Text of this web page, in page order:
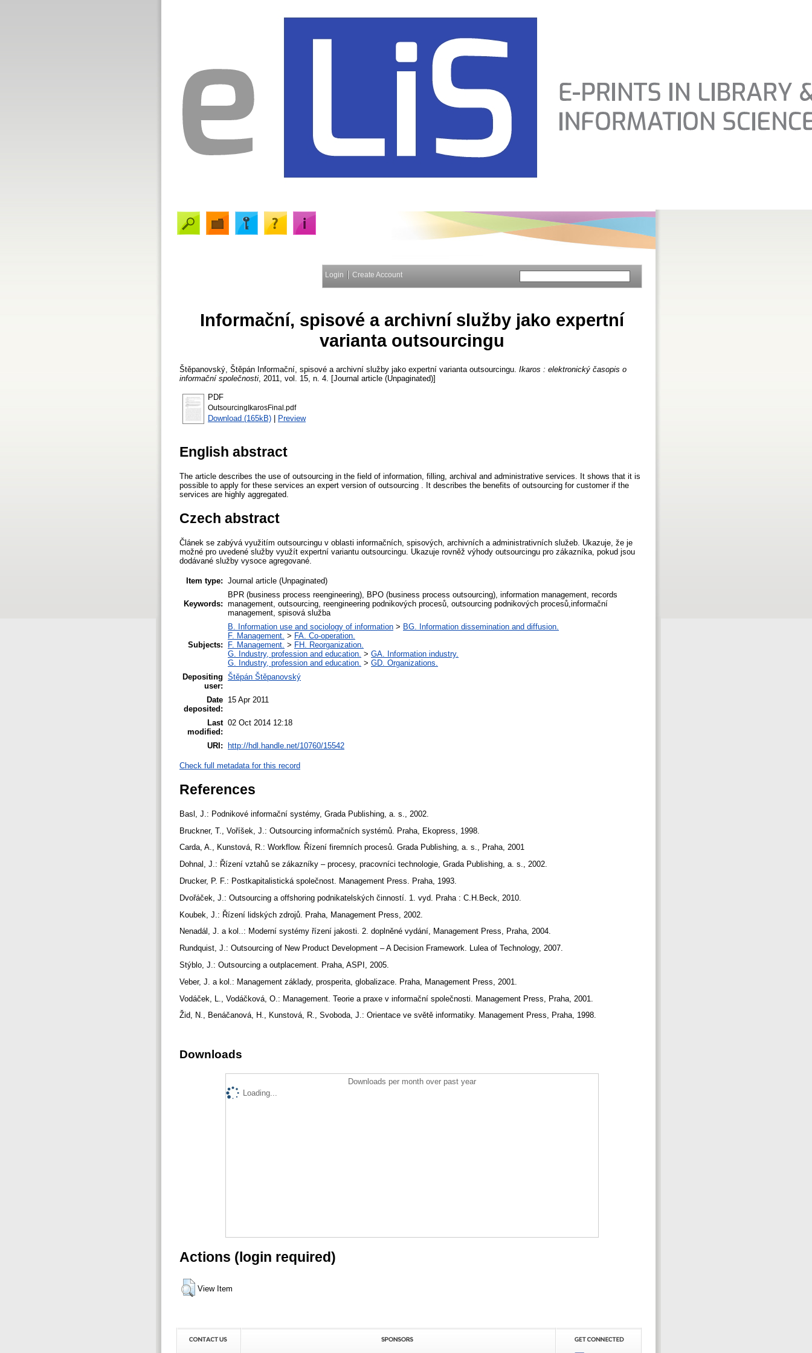
Login Create Account
Informační, spisové a archivní služby jako expertní
varianta outsourcingu
Štěpanovský, Štěpán Informační, spisové a archivní služby jako expertní varianta outsourcingu. Ikaros : elektronický časopis o
informační společnosti , 2011, vol. 15, n. 4. [Journal article (Unpaginated)]
PDF
OutsourcingIkarosFinal.pdf
Download (165kB) | Preview
English abstract
The article describes the use of outsourcing in the field of information, filling, archival and administrative services. It shows that it is
possible to apply for these services an expert version of outsourcing . It describes the benefits of outsourcing for customer if the
services are highly aggregated.
Czech abstract
Článek se zabývá využitím outsourcingu v oblasti informačních, spisových, archivních a administrativních služeb. Ukazuje, že je
možné pro uvedené služby využít expertní variantu outsourcingu. Ukazuje rovněž výhody outsourcingu pro zákazníka, pokud jsou
dodávané služby vysoce agregované.
Item type: Journal article (Unpaginated)
Keywords:
BPR (business process reengineering), BPO (business process outsourcing), information management, records
management, outsourcing, reengineering podnikových procesů, outsourcing podnikových procesů,informační
management, spisová služba
Subjects:
B. Information use and sociology of information > BG. Information dissemination and diffusion.
F. Management. > FA. Co-operation.
F. Management. > FH. Reorganization.
G. Industry, profession and education. > GA. Information industry.
G. Industry, profession and education. > GD. Organizations.
Depositing
user:
Štěpán Štěpanovský
Date
deposited:
15 Apr 2011
Last
modified:
02 Oct 2014 12:18
URI: http://hdl.handle.net/10760/15542
Check full metadata for this record
References
Basl, J.: Podnikové informační systémy, Grada Publishing, a. s., 2002.
Bruckner, T., Voříšek, J.: Outsourcing informačních systémů. Praha, Ekopress, 1998.
Carda, A., Kunstová, R.: Workflow. Řízení firemních procesů. Grada Publishing, a. s., Praha, 2001
Dohnal, J.: Řízení vztahů se zákazníky – procesy, pracovníci technologie, Grada Publishing, a. s., 2002.
Drucker, P. F.: Postkapitalistická společnost. Management Press. Praha, 1993.
Dvořáček, J.: Outsourcing a offshoring podnikatelských činností. 1. vyd. Praha : C.H.Beck, 2010.
Koubek, J.: Řízení lidských zdrojů. Praha, Management Press, 2002.
Nenadál, J. a kol..: Moderní systémy řízení jakosti. 2. doplněné vydání, Management Press, Praha, 2004.
Rundquist, J.: Outsourcing of New Product Development – A Decision Framework. Lulea of Technology, 2007.
Stýblo, J.: Outsourcing a outplacement. Praha, ASPI, 2005.
Veber, J. a kol.: Management základy, prosperita, globalizace. Praha, Management Press, 2001.
Vodáček, L., Vodáčková, O.: Management. Teorie a praxe v informační společnosti. Management Press, Praha, 2001.
Žid, N., Benáčanová, H., Kunstová, R., Svoboda, J.: Orientace ve světě informatiky. Management Press, Praha, 1998.
Downloads
Downloads per month over past year
Loading...
Actions (login required)
View Item